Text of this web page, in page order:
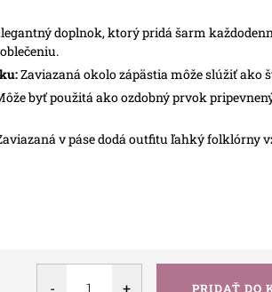
doplnok, ktorý pridá šarm
Zaviazaná okolo zápästia môže slúžiť ako
byť použitá ako ozdobný prvok
v páse dodá outfitu ľahký folklórny
PRIDAŤ DO